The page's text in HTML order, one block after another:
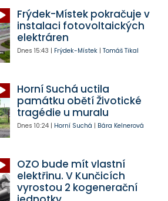
Frýdek-Místek pokračuje v
instalaci fotovoltaických
elektráren
Dnes 15:43 | Frýdek-Místek| Tomáš Tikal
Horní Suchá uctila
památku obětí Životické
tragédie u muralu
Dnes 10:24| Horní Suchá | Bára Kelnerová
OZO bude mít vlastní
elektřinu. V Kunčicích
vyrostou 2 kogenerační